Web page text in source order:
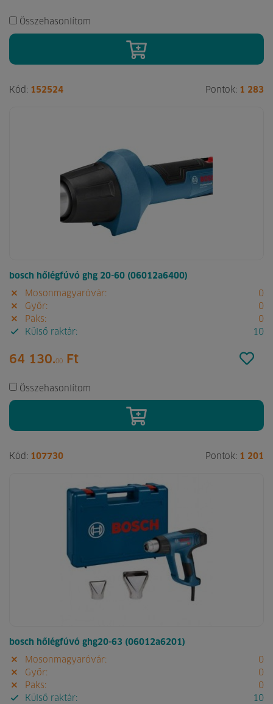
Összehasonlítom
Kód: 152524 Pontok: 1 283
bosch hőlégfúvó ghg 20-60 (06012a6400)
Mosonmagyaróvár:
0
Győr:
0
Paks:
0
Külső raktár:
10
64 130.00 Ft
Összehasonlítom
Kód: 107730 Pontok: 1 201
bosch hőlégfúvó ghg20-63 (06012a6201)
Mosonmagyaróvár:
0
Győr:
0
Paks:
0
Külső raktár:
10